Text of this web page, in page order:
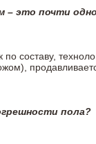
– это почти
составу,
пола?